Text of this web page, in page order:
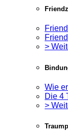
>
Wie
Die 4
>